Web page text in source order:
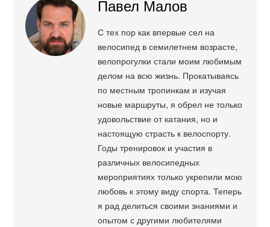
Павел Малов
С тех пор как впервые сел на
велосипед в семилетнем возрасте,
велопрогулки стали моим любимым
делом на всю жизнь. Прокатываясь
по местным тропинкам и изучая
новые маршруты, я обрел не только
удовольствие от катания, но и
настоящую страсть к велоспорту.
Годы тренировок и участия в
различных велосипедных
мероприятиях только укрепили мою
любовь к этому виду спорта. Теперь
я рад делиться своими знаниями и
опытом с другими любителями